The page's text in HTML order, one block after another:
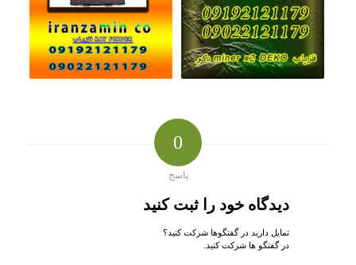
0
پاسخ
دیدگاه خود را ثبت کنید
تمایل دارید در گفتگوها شرکت کنید؟
در گفتگو ها شرکت کنید.